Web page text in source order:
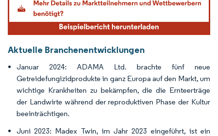
Aktuelle Branchenentwicklungen
Januar 2024: ADAMA Ltd. brachte fünf neue
Getreidefungizidprodukte in ganz Europa auf den Markt, um
wichtige Krankheiten zu bekämpfen, die die Ernteerträge
der Landwirte während der reproduktiven Phase der Kultur
beeinträchtigen.
Juni 2023: Madex Twin, im Jahr 2023 eingeführt, ist ein